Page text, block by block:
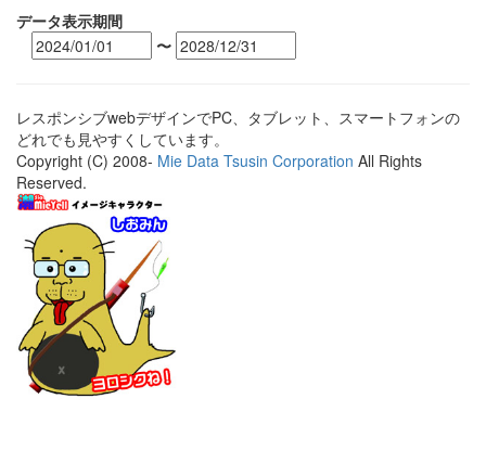
データ表示期間
〜
レスポンシブwebデザインでPC、タブレット、スマートフォンの
どれでも見やすくしています。
Copyright (C) 2008- Mie Data Tsusin Corporation All Rights
Reserved.